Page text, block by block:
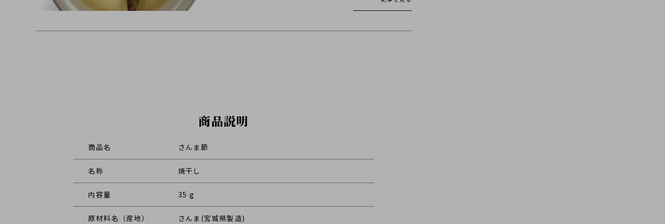
商品説明
商品名 さんま節
名称 焼干し
内容量 35 g
原材料名（産地） さんま(宮城県製造)